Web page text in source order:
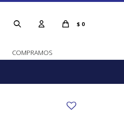
COMPRAMOS
$ 0